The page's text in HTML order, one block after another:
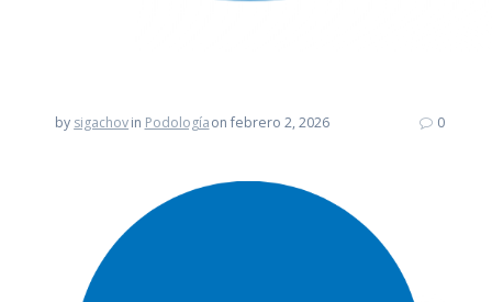
by sigachovin Podologíaon febrero 2, 2026 0